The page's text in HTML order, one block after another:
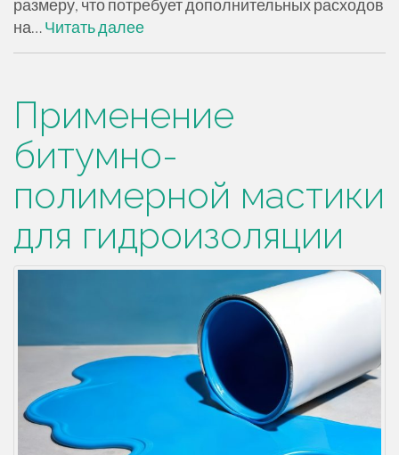
размеру, что потребует дополнительных расходов
на…Читать далее
Применение
битумно-
полимерной мастики
для гидроизоляции